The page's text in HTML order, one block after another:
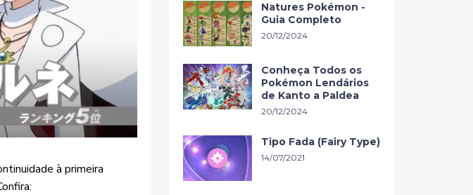
à primeira
Natures Pokémon -
Guia Completo
20/12/2024
Conheça Todos os
Pokémon Lendários
de Kanto a Paldea
20/12/2024
Tipo Fada (Fairy Type)
14/07/2021